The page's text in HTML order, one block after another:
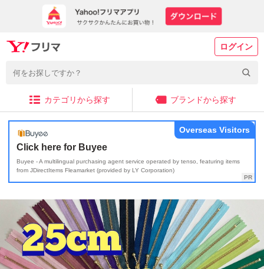
ログイン
カテゴリから探す ブランドから探す
Click here for Buyee
Buyee - A multilingual purchasing agent service operated by tenso, featuring items
from JDirectItems Fleamarket (provided by LY Corporation)
Overseas Visitors